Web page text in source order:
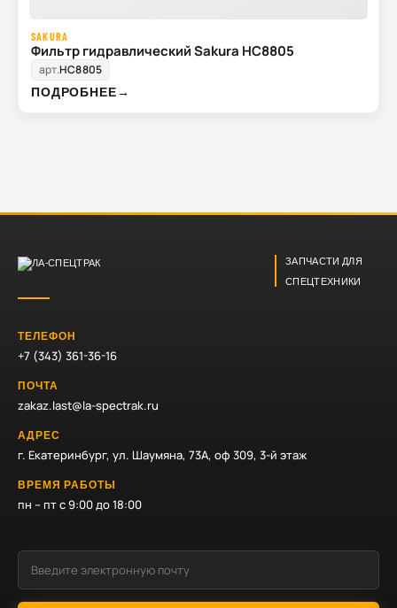
SAKURA
Фильтр гидравлический Sakura HC8805
арт.HC8805
ПОДРОБНЕЕ→
ЗАПЧАСТИ ДЛЯ
СПЕЦТЕХНИКИ
ТЕЛЕФОН
+7 (343) 361-36-16
ПОЧТА
zakaz.last@la-spectrak.ru
АДРЕС
г. Екатеринбург, ул. Шаумяна, 73А, оф 309, 3-й этаж
ВРЕМЯ РАБОТЫ
пн – пт с 9:00 до 18:00